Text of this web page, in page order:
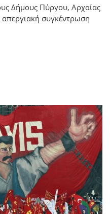
Δήμους Πύργου, Αρχαίας
συγκέντρωση